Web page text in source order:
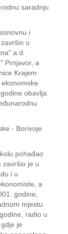
saradnju
i
u
a.d.
Prnjavor, a
Krajem
obavlja
- Borivoje
pohađao
završio je u
i u
a
godine,
mjestu
radio u
je